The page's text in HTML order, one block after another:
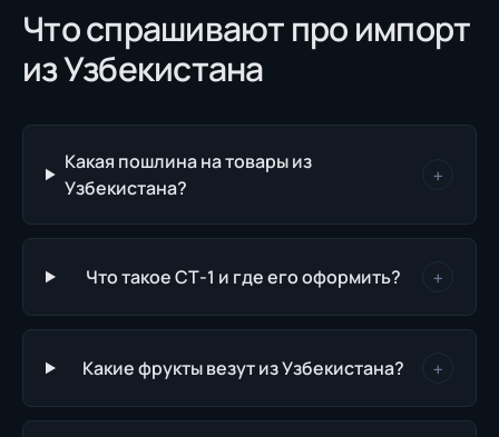
Что спрашивают про импорт
из Узбекистана
Какая пошлина на товары из
Узбекистана?
+
Что такое СТ-1 и где его оформить? +
Какие фрукты везут из Узбекистана? +